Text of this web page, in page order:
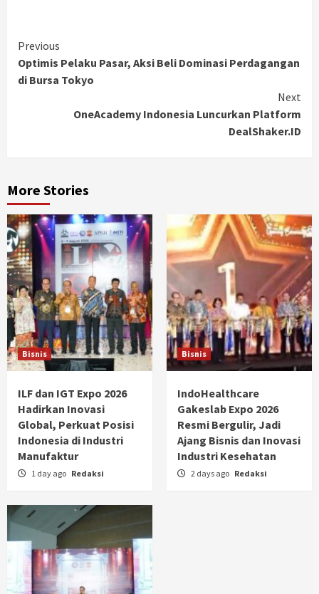
Continue
Reading
Previous
Optimis Pelaku Pasar, Aksi Beli Dominasi Perdagangan
di Bursa Tokyo
Next
OneAcademy Indonesia Luncurkan Platform
DealShaker.ID
More Stories
Bisnis
ILF dan IGT Expo 2026
Hadirkan Inovasi
Global, Perkuat Posisi
Indonesia di Industri
Manufaktur
1 day ago Redaksi
Bisnis
IndoHealthcare
Gakeslab Expo 2026
Resmi Bergulir, Jadi
Ajang Bisnis dan Inovasi
Industri Kesehatan
2 days ago Redaksi